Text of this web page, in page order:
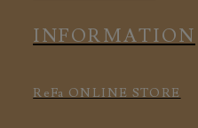
INFORMATION
ReFa ONLINE STORE